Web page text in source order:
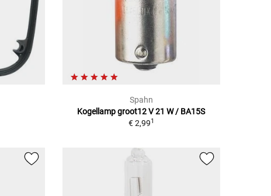
Spahn
Kogellamp groot12 V 21 W / BA15S
€ 2,991